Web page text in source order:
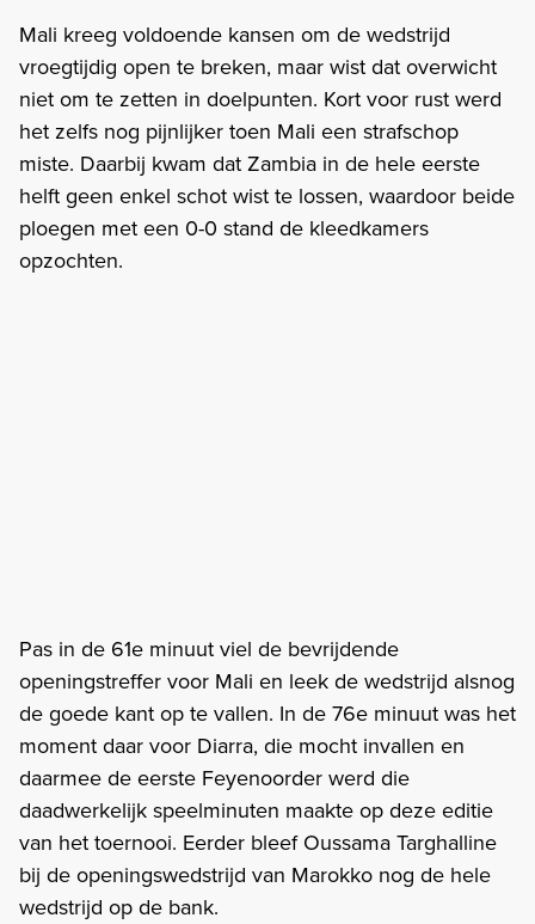
Mali kreeg voldoende kansen om de wedstrijd
vroegtijdig open te breken, maar wist dat overwicht
niet om te zetten in doelpunten. Kort voor rust werd
het zelfs nog pijnlijker toen Mali een strafschop
miste. Daarbij kwam dat Zambia in de hele eerste
helft geen enkel schot wist te lossen, waardoor beide
ploegen met een 0-0 stand de kleedkamers
opzochten.
Pas in de 61e minuut viel de bevrijdende
openingstreffer voor Mali en leek de wedstrijd alsnog
de goede kant op te vallen. In de 76e minuut was het
moment daar voor Diarra, die mocht invallen en
daarmee de eerste Feyenoorder werd die
daadwerkelijk speelminuten maakte op deze editie
van het toernooi. Eerder bleef Oussama Targhalline
bij de openingswedstrijd van Marokko nog de hele
wedstrijd op de bank.